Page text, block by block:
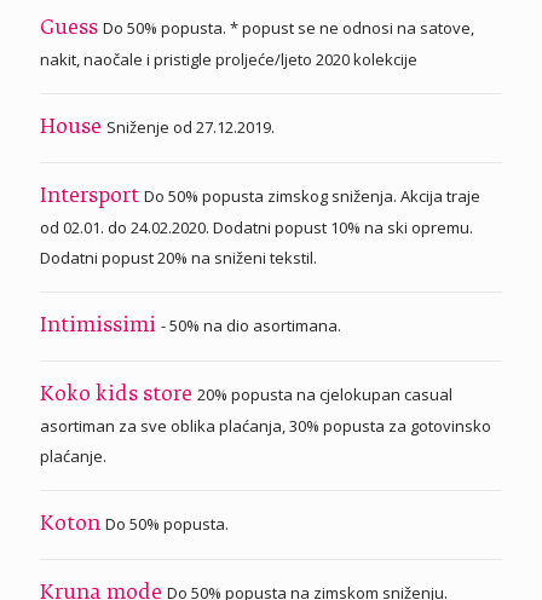
Guess Do 50% popusta. * popust se ne odnosi na satove,
nakit, naočale i pristigle proljeće/ljeto 2020 kolekcije
House Sniženje od 27.12.2019.
Intersport Do 50% popusta zimskog sniženja. Akcija traje
od 02.01. do 24.02.2020. Dodatni popust 10% na ski opremu.
Dodatni popust 20% na sniženi tekstil.
Intimissimi - 50% na dio asortimana.
Koko kids store 20% popusta na cjelokupan casual
asortiman za sve oblika plaćanja, 30% popusta za gotovinsko
plaćanje.
Koton Do 50% popusta.
Kruna mode Do 50% popusta na zimskom sniženju.